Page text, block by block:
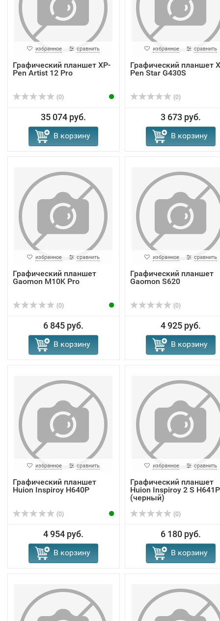
избранное сравнить
Графический планшет XP-
Pen Artist 12 Pro
(0)
35 074 руб.
В корзину
избранное сравнить
Графический планшет
Pen Star G430S
(0)
3 673 руб.
В корзину
избранное сравнить
Графический планшет
Gaomon M10K Pro
(0)
6 845 руб.
В корзину
избранное сравнить
Графический планшет
Gaomon S620
(0)
4 925 руб.
В корзину
избранное сравнить
Графический планшет
Huion Inspiroy H640P
(0)
4 954 руб.
В корзину
избранное сравнить
Графический планшет
Huion Inspiroy 2 S H641P
(черный)
(0)
6 180 руб.
В корзину